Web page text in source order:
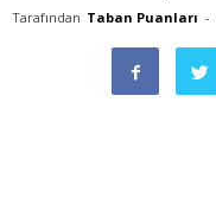
Tarafından Taban Puanları -